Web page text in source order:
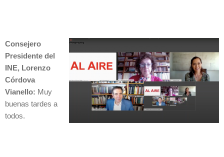
Consejero
Presidente del
INE, Lorenzo
Córdova
Vianello: Muy
buenas tardes a
todos.